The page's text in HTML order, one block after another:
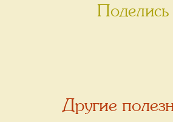
Другие